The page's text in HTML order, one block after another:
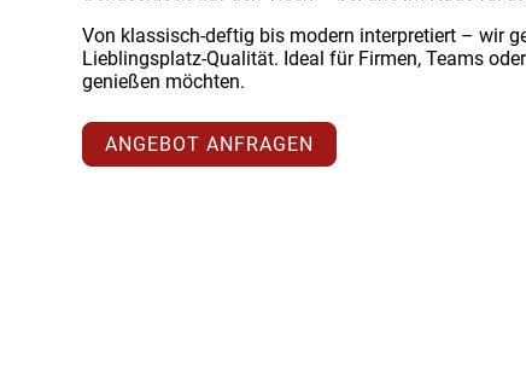
Von klassisch-deftig bis modern interpretiert – wir
Lieblingsplatz-Qualität. Ideal für Firmen, Teams
genießen möchten.
ANGEBOT ANFRAGEN